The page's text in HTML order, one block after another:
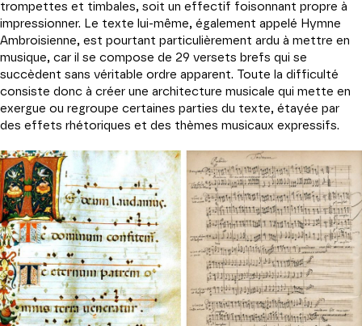
trompettes et timbales, soit un effectif foisonnant propre à
impressionner. Le texte lui-même, également appelé Hymne
Ambroisienne, est pourtant particulièrement ardu à mettre en
musique, car il se compose de 29 versets brefs qui se
succèdent sans véritable ordre apparent. Toute la difficulté
consiste donc à créer une architecture musicale qui mette en
exergue ou regroupe certaines parties du texte, étayée par
des effets rhétoriques et des thèmes musicaux expressifs.